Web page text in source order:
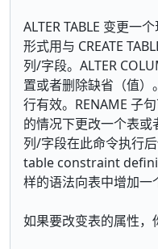
ALTER TABLE 变更一
形式用与 CREATE
列/字段。ALTER
置或者删除缺省（值
行有效。RENAME 子
的情况下更改一个表
列/字段在此命令执行
table constraint
样的语法向表中增加一
如果要改变表的属性，